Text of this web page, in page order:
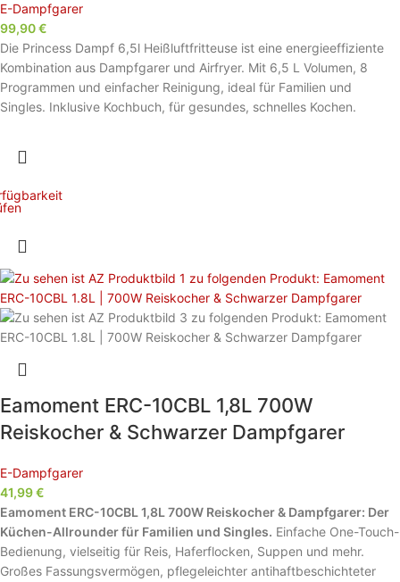
E-Dampfgarer
99,90€
Die Princess Dampf 6,5l Heißluftfritteuse ist eine energieeffiziente
Kombination aus Dampfgarer und Airfryer. Mit 6,5 L Volumen, 8
Programmen und einfacher Reinigung, ideal für Familien und
Singles. Inklusive Kochbuch, für gesundes, schnelles Kochen.
Eamoment ERC-10CBL 1,8L 700W
Reiskocher & Schwarzer Dampfgarer
E-Dampfgarer
41,99€
Eamoment ERC-10CBL 1,8L 700W Reiskocher & Dampfgarer: Der
Küchen-Allrounder für Familien und Singles. Einfache One-Touch-
Bedienung, vielseitig für Reis, Haferflocken, Suppen und mehr.
Großes Fassungsvermögen, pflegeleichter antihaftbeschichteter